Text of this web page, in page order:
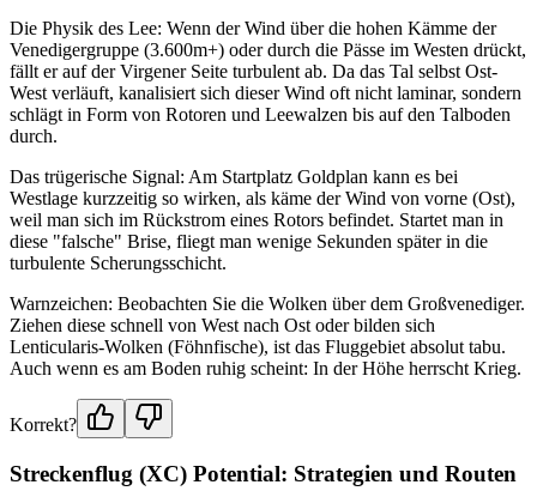
Die Physik des Lee: Wenn der Wind über die hohen Kämme der
Venedigergruppe (3.600m+) oder durch die Pässe im Westen drückt,
fällt er auf der Virgener Seite turbulent ab. Da das Tal selbst Ost-
West verläuft, kanalisiert sich dieser Wind oft nicht laminar, sondern
schlägt in Form von Rotoren und Leewalzen bis auf den Talboden
durch.
Das trügerische Signal: Am Startplatz Goldplan kann es bei
Westlage kurzzeitig so wirken, als käme der Wind von vorne (Ost),
weil man sich im Rückstrom eines Rotors befindet. Startet man in
diese "falsche" Brise, fliegt man wenige Sekunden später in die
turbulente Scherungsschicht.
Warnzeichen: Beobachten Sie die Wolken über dem Großvenediger.
Ziehen diese schnell von West nach Ost oder bilden sich
Lenticularis-Wolken (Föhnfische), ist das Fluggebiet absolut tabu.
Auch wenn es am Boden ruhig scheint: In der Höhe herrscht Krieg.
Korrekt?
Streckenflug (XC) Potential: Strategien und Routen